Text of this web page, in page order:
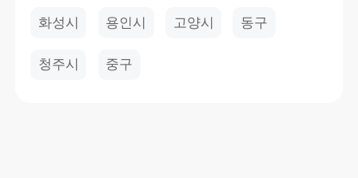
화성시 용인시 고양시 동구
청주시 중구